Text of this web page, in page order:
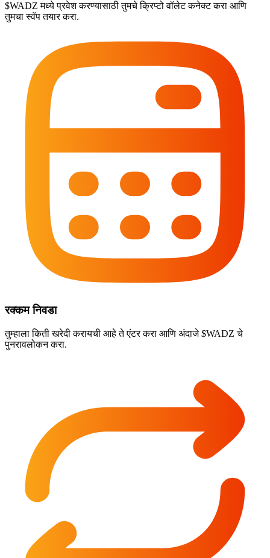
$WADZ मध्ये प्रवेश करण्यासाठी तुमचे क्रिप्टो वॉलेट कनेक्ट करा आणि
तुमचा स्वॅप तयार करा.
रक्कम निवडा
तुम्हाला किती खरेदी करायची आहे ते एंटर करा आणि अंदाजे $WADZ चे
पुनरावलोकन करा.